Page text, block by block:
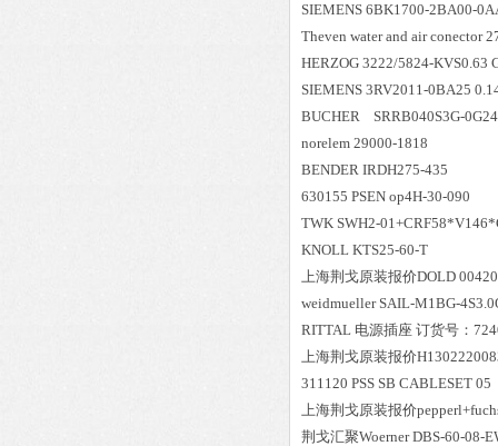
SIEMENS 6BK1700-2BA00-
Theven water and air conector
HERZOG 3222/5824-KVS0.63
SIEMENS 3RV2011-0BA25
BUCHER SRRB040S3G-
norelem 29000-1818
BENDER IRDH275-435
630155 PSEN op4H-30-090
TWK SWH2-
KNOLL KTS25-60-T
上海荆戈原装报价DOLD
weidmueller SAIL-M1BG-
RITTAL 电源插座 订货号：
上海荆戈原装报价
311120 PSS SB CABLESET 05
上海荆戈原装报价
荆戈汇聚Woerner DBS-60-08-